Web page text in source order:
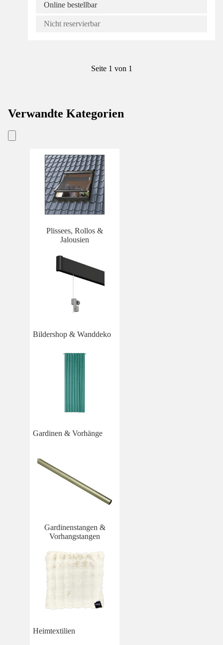
Online bestellbar
Nicht reservierbar
Seite 1 von 1
Verwandte Kategorien
Plissees, Rollos &
Jalousien
Bildershop & Wanddeko
Gardinen & Vorhänge
Gardinenstangen &
Vorhangstangen
Heimtextilien